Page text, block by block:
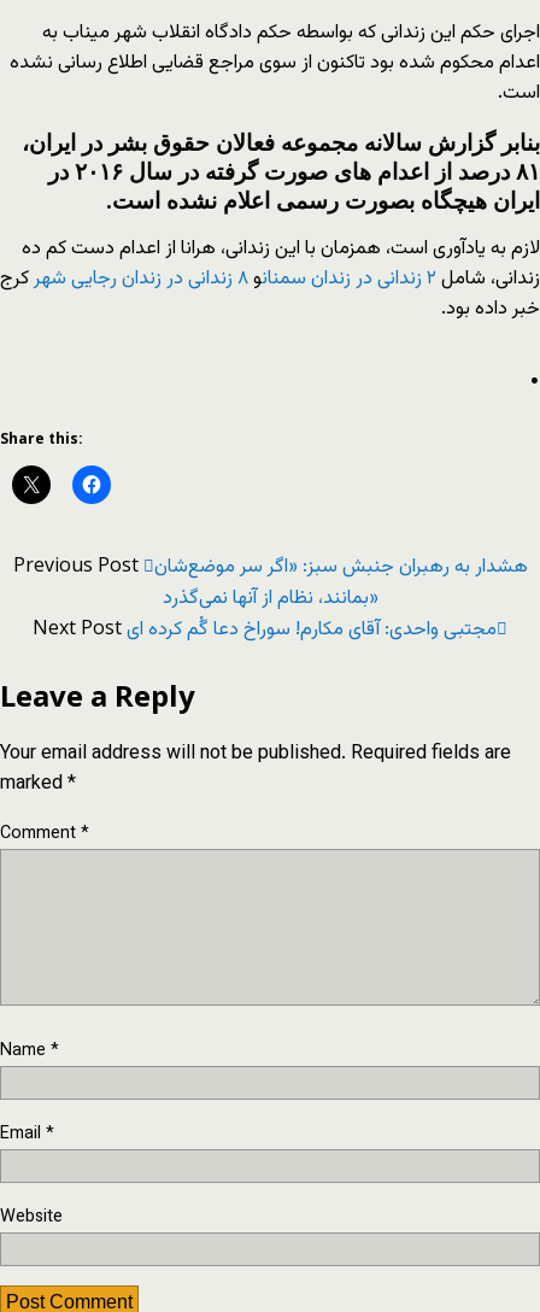
اجرای حکم این زندانی که بواسطه حکم دادگاه انقلاب شهر میناب به
اعدام محکوم شده بود تاکنون از سوی مراجع قضایی اطلاع رسانی نشده
است.
بنابر گزارش سالانه مجموعه فعالان حقوق بشر در ایران،
۸۱ درصد از اعدام های صورت گرفته در سال ۲۰۱۶ در
ایران هیچگاه بصورت رسمی اعلام نشده است.
لازم به یادآوری است، همزمان با این زندانی، هرانا از اعدام دست کم ده
زندانی، شامل ۲ زندانی در زندان سمنان و۸ زندانی در زندان رجایی شهر
کرج
خبر داده بود.
.
Share this:
Previous Post هشدار به رهبران جنبش سبز: «اگر سر موضع‌شان
بمانند، نظام از آنها نمی‌گذرد»
Next Postمجتبی واحدی: آقای مکارم! سوراخ دعا گُم کرده ای
Leave a Reply
Your email address will not be published. Required fields are
marked*
Comment*
Name *
Email *
Website